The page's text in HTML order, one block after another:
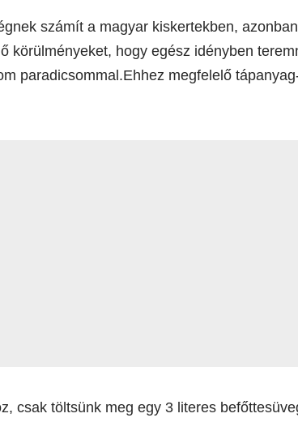
számít a magyar kiskertekben,
körülményeket, hogy egész idényben
paradicsommal.Ehhez megfelelő
csak töltsünk meg egy 3 literes